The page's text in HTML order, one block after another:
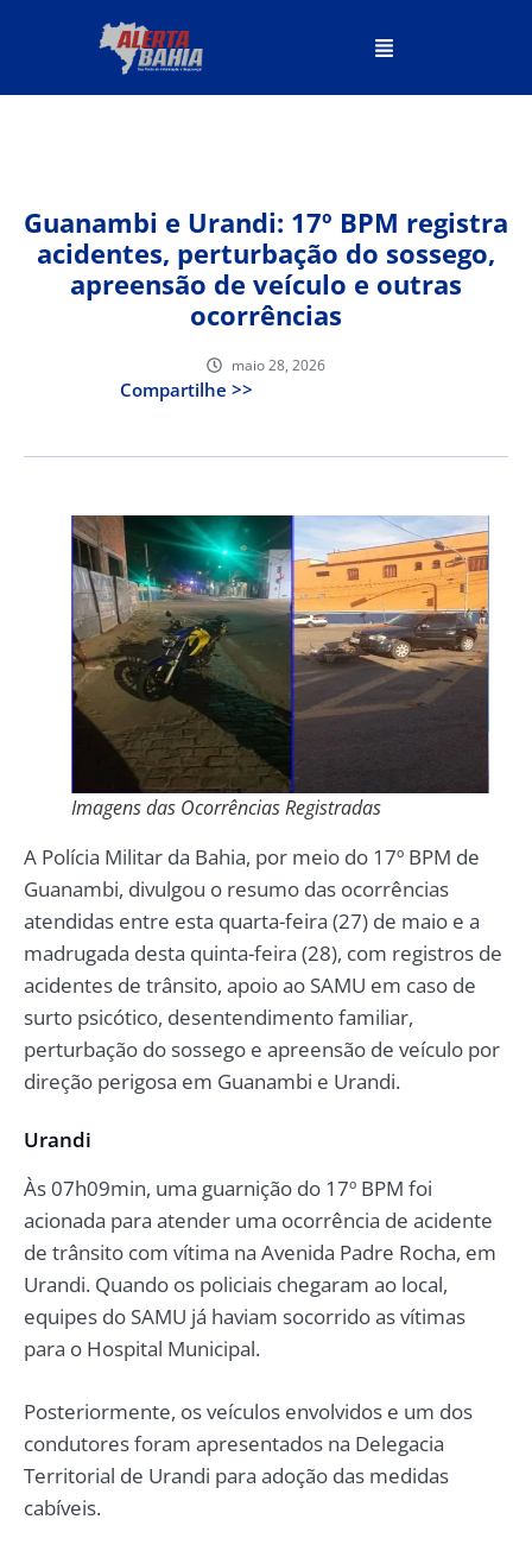
Guanambi e Urandi: 17º BPM registra
acidentes, perturbação do sossego,
apreensão de veículo e outras
ocorrências
maio 28, 2026
Compartilhe >>
Imagens das Ocorrências Registradas
A Polícia Militar da Bahia, por meio do 17º BPM de
Guanambi, divulgou o resumo das ocorrências
atendidas entre esta quarta-feira (27) de maio e a
madrugada desta quinta-feira (28), com registros de
acidentes de trânsito, apoio ao SAMU em caso de
surto psicótico, desentendimento familiar,
perturbação do sossego e apreensão de veículo por
direção perigosa em Guanambi e Urandi.
Urandi
Às 07h09min, uma guarnição do 17º BPM foi
acionada para atender uma ocorrência de acidente
de trânsito com vítima na Avenida Padre Rocha, em
Urandi. Quando os policiais chegaram ao local,
equipes do SAMU já haviam socorrido as vítimas
para o Hospital Municipal.
Posteriormente, os veículos envolvidos e um dos
condutores foram apresentados na Delegacia
Territorial de Urandi para adoção das medidas
cabíveis.